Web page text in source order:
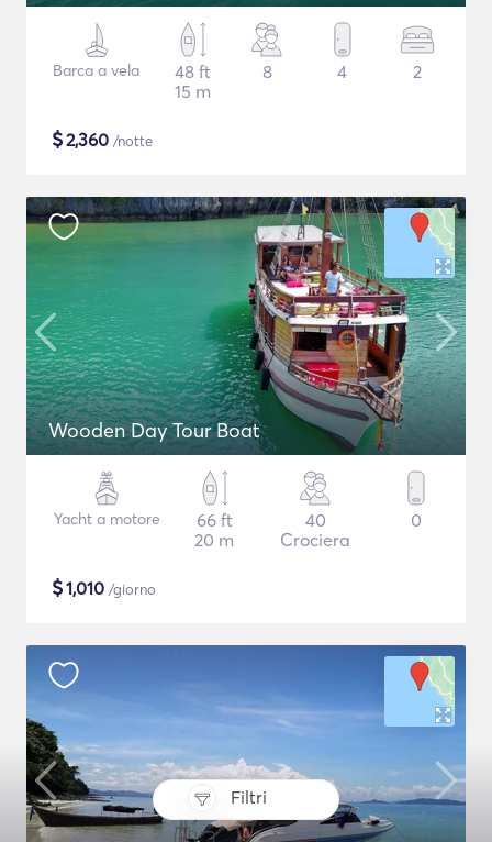
Filtri
Barca a vela
48 ft
15 m
8 4 2
$2,360 /notte
Wooden Day Tour Boat
Yacht a motore
66 ft
20 m
40
Crociera
0
$1,010 /giorno